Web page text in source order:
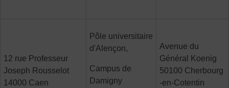
12 rue Professeur
Joseph Rousselot
14000 Caen
Pôle universitaire
d'Alençon,
Campus de
Damigny
Avenue du
Général Koenig
50100 Cherbourg
-en-Cotentin